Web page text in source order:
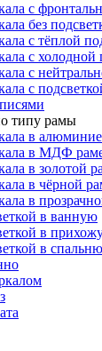
с
без
с тёплой
с холодной
с
с
типу рамы
в
в МДФ
в золотой
в чёрной
в
в ванную
в
в спальню